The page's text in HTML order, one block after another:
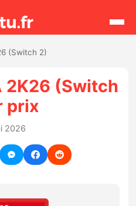
(Switch 2)
2K26 (Switch
prix
2026